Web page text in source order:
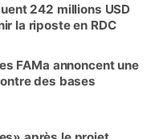
242 millions USD
la riposte en RDC
FAMa annoncent une
des bases